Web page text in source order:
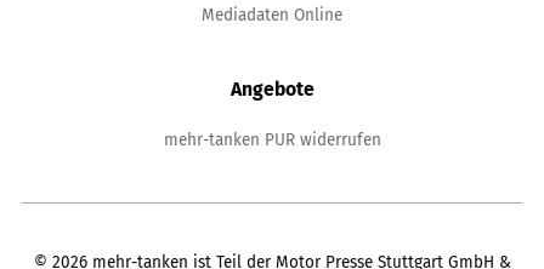
Mediadaten Online
Angebote
mehr-tanken PUR widerrufen
© 2026 mehr-tanken ist Teil der Motor Presse Stuttgart GmbH &